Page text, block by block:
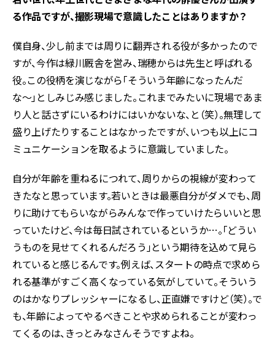
る作品ですが、撮影現場で意識したことはありますか？
僕自身、少し前までは周りに翻弄される役が多かったので
すが、今作は緑川厩舎を営み、瑞穂からは先生と呼ばれる
役。この役柄を演じながら「そういう年齢になったんだ
な〜」としみじみ感じました。これまでみたいに現場であま
り人と話さずにいるわけにはいかないな、と（笑）。無理して
盛り上げたりすることはなかったですが、いつも以上にコ
ミュニケーションを取るように意識していました。
自分が年齢を重ねるにつれて、周りからの視線が変わって
きたなと思っています。若いときは最悪自分がダメでも、周
りに助けてもらいながらみんなで作っていけたらいいと思
っていたけど、今は毎日試されているというか…。「どうい
うものを見せてくれるんだろう」という期待を込めて見ら
れていると感じるんです。例えば、スタートの時点で求めら
れる基準がすごく高くなっている気がしていて。そういう
のはかなりプレッシャーになるし、正直嫌ですけど（笑）。で
も、年齢によってやるべきことや求められることが変わっ
てくるのは、きっとみなさんそうですよね。